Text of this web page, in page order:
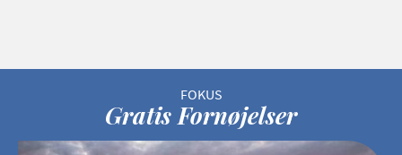
Gratis Fornøjelser